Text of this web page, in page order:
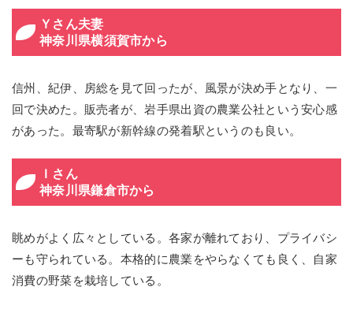
Ｙさん夫妻
神奈川県横須賀市から
信州、紀伊、房総を見て回ったが、風景が決め手となり、一
回で決めた。販売者が、岩手県出資の農業公社という安心感
があった。最寄駅が新幹線の発着駅というのも良い。
Ｉさん
神奈川県鎌倉市から
眺めがよく広々としている。各家が離れており、プライバシ
ーも守られている。本格的に農業をやらなくても良く、自家
消費の野菜を栽培している。